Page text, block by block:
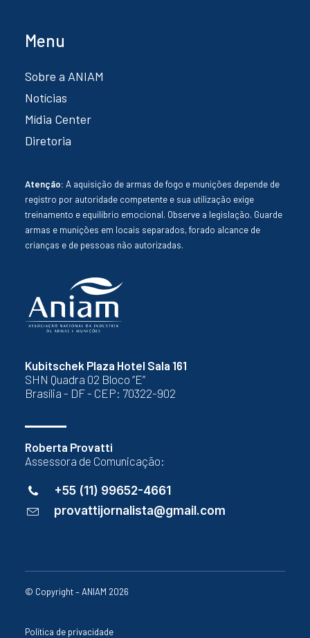
Kubitschek Plaza Hotel Sala 161
SHN Quadra 02 Bloco “E”
Brasília - DF - CEP: 70322-902
Roberta Provatti
Assessora de Comunicação:
+55 (11) 99652-4661
provattijornalista@gmail.com
Menu
Sobre a ANIAM
Notícias
Mídia Center
Diretoria
Atenção: A aquisição de armas de fogo e munições depende de
registro por autoridade competente e sua utilização exige
treinamento e equilíbrio emocional. Observe a legislação. Guarde
armas e munições em locais separados, forado alcance de
crianças e de pessoas não autorizadas.
© Copyright – ANIAM 2026
Política de privacidade